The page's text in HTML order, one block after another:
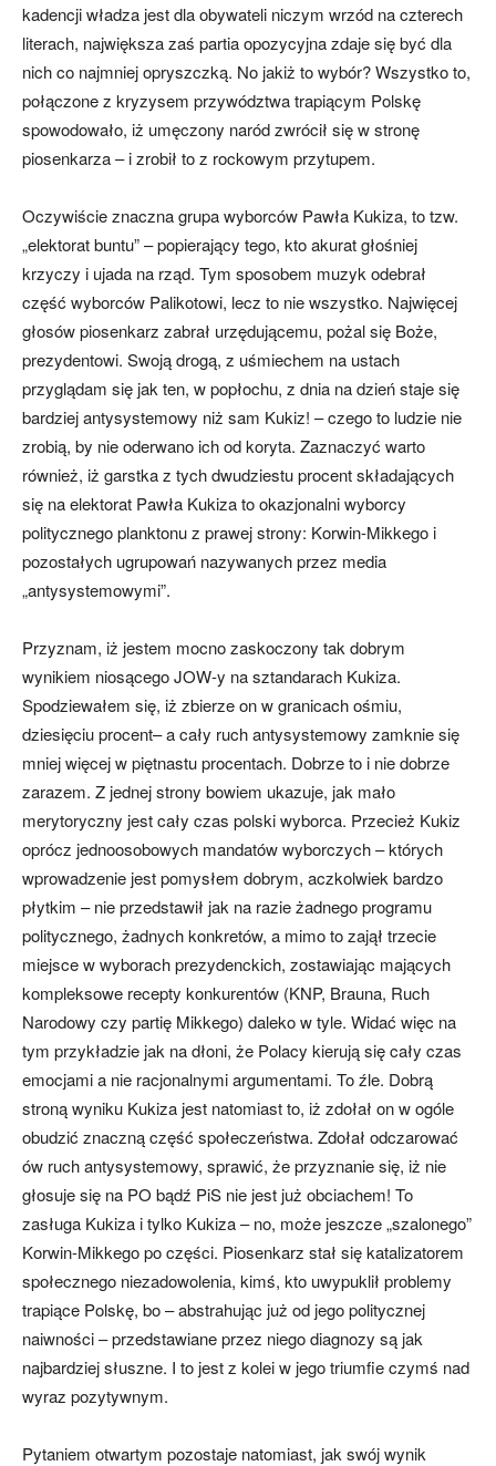
kadencji władza jest dla obywateli niczym wrzód na czterech
literach, największa zaś partia opozycyjna zdaje się być dla
nich co najmniej opryszczką. No jakiż to wybór? Wszystko to,
połączone z kryzysem przywództwa trapiącym Polskę
spowodowało, iż umęczony naród zwrócił się w stronę
piosenkarza – i zrobił to z rockowym przytupem.
Oczywiście znaczna grupa wyborców Pawła Kukiza, to tzw.
„elektorat buntu” – popierający tego, kto akurat głośniej
krzyczy i ujada na rząd. Tym sposobem muzyk odebrał
część wyborców Palikotowi, lecz to nie wszystko. Najwięcej
głosów piosenkarz zabrał urzędującemu, pożal się Boże,
prezydentowi. Swoją drogą, z uśmiechem na ustach
przyglądam się jak ten, w popłochu, z dnia na dzień staje się
bardziej antysystemowy niż sam Kukiz! – czego to ludzie nie
zrobią, by nie oderwano ich od koryta. Zaznaczyć warto
również, iż garstka z tych dwudziestu procent składających
się na elektorat Pawła Kukiza to okazjonalni wyborcy
politycznego planktonu z prawej strony: Korwin-Mikkego i
pozostałych ugrupowań nazywanych przez media
„antysystemowymi”.
Przyznam, iż jestem mocno zaskoczony tak dobrym
wynikiem niosącego JOW-y na sztandarach Kukiza.
Spodziewałem się, iż zbierze on w granicach ośmiu,
dziesięciu procent– a cały ruch antysystemowy zamknie się
mniej więcej w piętnastu procentach. Dobrze to i nie dobrze
zarazem. Z jednej strony bowiem ukazuje, jak mało
merytoryczny jest cały czas polski wyborca. Przecież Kukiz
oprócz jednoosobowych mandatów wyborczych – których
wprowadzenie jest pomysłem dobrym, aczkolwiek bardzo
płytkim – nie przedstawił jak na razie żadnego programu
politycznego, żadnych konkretów, a mimo to zajął trzecie
miejsce w wyborach prezydenckich, zostawiając mających
kompleksowe recepty konkurentów (KNP, Brauna, Ruch
Narodowy czy partię Mikkego) daleko w tyle. Widać więc na
tym przykładzie jak na dłoni, że Polacy kierują się cały czas
emocjami a nie racjonalnymi argumentami. To źle. Dobrą
stroną wyniku Kukiza jest natomiast to, iż zdołał on w ogóle
obudzić znaczną część społeczeństwa. Zdołał odczarować
ów ruch antysystemowy, sprawić, że przyznanie się, iż nie
głosuje się na PO bądź PiS nie jest już obciachem! To
zasługa Kukiza i tylko Kukiza – no, może jeszcze „szalonego”
Korwin-Mikkego po części. Piosenkarz stał się katalizatorem
społecznego niezadowolenia, kimś, kto uwypuklił problemy
trapiące Polskę, bo – abstrahując już od jego politycznej
naiwności – przedstawiane przez niego diagnozy są jak
najbardziej słuszne. I to jest z kolei w jego triumfie czymś nad
wyraz pozytywnym.
Pytaniem otwartym pozostaje natomiast, jak swój wynik